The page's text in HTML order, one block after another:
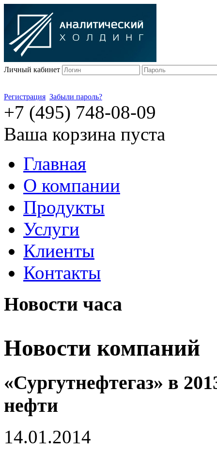
Личный кабинет
Регистрация Забыли пароль?
+7 (495) 748-08-09
Ваша корзина пуста
Главная
О компании
Продукты
Услуги
Клиенты
Контакты
Новости часа
Новости компаний
«Сургутнефтегаз» в
нефти
14.01.2014